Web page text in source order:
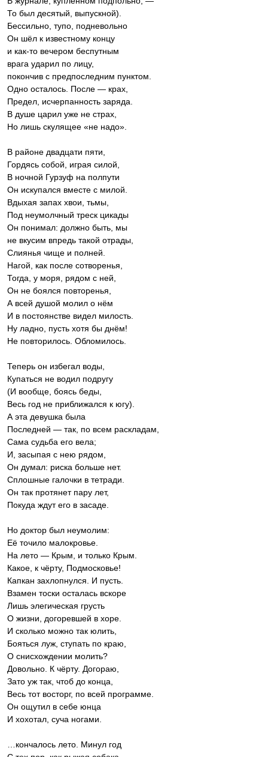
То был десятый, выпускной).
Бессильно, тупо, подневольно
Он шёл к известному концу
и как-то вечером беспутным
врага ударил по лицу,
покончив с предпоследним пунктом.
Одно осталось. После — крах,
Предел, исчерпанность заряда.
В душе царил уже не страх,
Но лишь скулящее «не надо».
В районе двадцати пяти,
Гордясь собой, играя силой,
В ночной Гурзуф на полпути
Он искупался вместе с милой.
Вдыхая запах хвои, тьмы,
Под неумолчный треск цикады
Он понимал: должно быть, мы
не вкусим впредь такой отрады,
Слиянья чище и полней.
Нагой, как после сотворенья,
Тогда, у моря, рядом с ней,
Он не боялся повторенья,
А всей душой молил о нём
И в постоянстве видел милость.
Ну ладно, пусть хотя бы днём!
Не повторилось. Обломилось.
Теперь он избегал воды,
Купаться не водил подругу
(И вообще, боясь беды,
Весь год не приближался к югу).
А эта девушка была
Последней — так, по всем раскладам,
Сама судьба его вела;
И, засыпая с нею рядом,
Он думал: риска больше нет.
Сплошные галочки в тетради.
Он так протянет пару лет,
Покуда ждут его в засаде.
Но доктор был неумолим:
Её точило малокровье.
На лето — Крым, и только Крым.
Какое, к чёрту, Подмосковье!
Капкан захлопнулся. И пусть.
Взамен тоски осталась вскоре
Лишь элегическая грусть
О жизни, догоревшей в хоре.
И сколько можно так юлить,
Бояться луж, ступать по краю,
О снисхождении молить?
Довольно. К чёрту. Догораю,
Зато уж так, чтоб до конца,
Весь тот восторг, по всей программе.
Он ощутил в себе юнца
И хохотал, суча ногами.
…кончалось лето. Минул год